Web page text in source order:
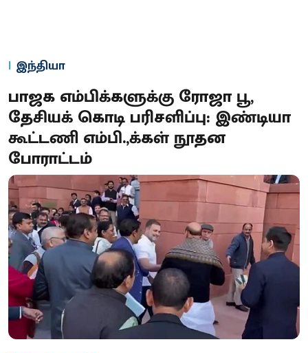
இந்தியா
பாஜக எம்பிக்களுக்கு ரோஜா பூ,
தேசியக் கொடி பரிசளிப்பு: இண்டியா
கூட்டணி எம்பி.,க்கள் நூதன
போராட்டம்